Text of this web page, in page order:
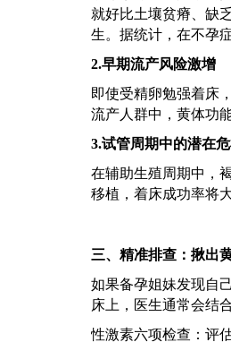
就好比土壤贫瘠、缺
生。据统计，在不孕
2.早期流产风险激增
即使受精卵勉强着床
流产人群中，黄体功
3.试管周期中的潜在
在辅助生殖周期中，
移植，着床成功率将
三、精准排查：揪出
如果备孕姐妹发现自
床上，医生通常会结
性激素六项检查：评